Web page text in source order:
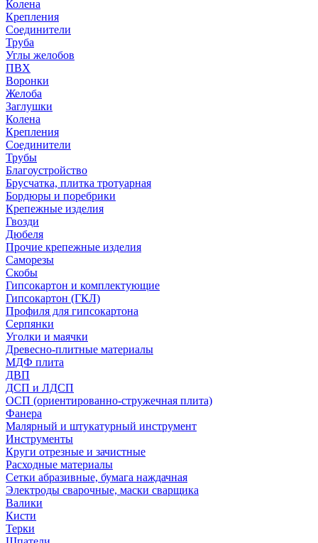
Колена
Крепления
Соединители
Труба
Углы желобов
ПВХ
Воронки
Желоба
Заглушки
Колена
Крепления
Соединители
Трубы
Благоустройство
Брусчатка, плитка тротуарная
Бордюры и поребрики
Крепежные изделия
Гвозди
Дюбеля
Прочие крепежные изделия
Саморезы
Скобы
Гипсокартон и комплектующие
Гипсокартон (ГКЛ)
Профиля для гипсокартона
Серпянки
Уголки и маячки
Древесно-плитные материалы
МДФ плита
ДВП
ДСП и ЛДСП
ОСП (ориентированно-стружечная плита)
Фанера
Малярный и штукатурный инструмент
Инструменты
Круги отрезные и зачистные
Расходные материалы
Сетки абразивные, бумага наждачная
Электроды сварочные, маски сварщика
Валики
Кисти
Терки